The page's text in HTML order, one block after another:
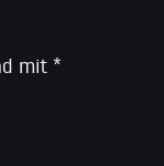
mit *